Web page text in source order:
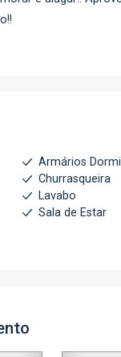
Armários
Churrasqueira
Lavabo
Sala de Estar